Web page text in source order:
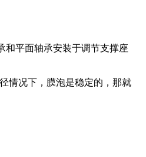
和平面轴承安装于调节支撑座
情况下，膜泡是稳定的，那就